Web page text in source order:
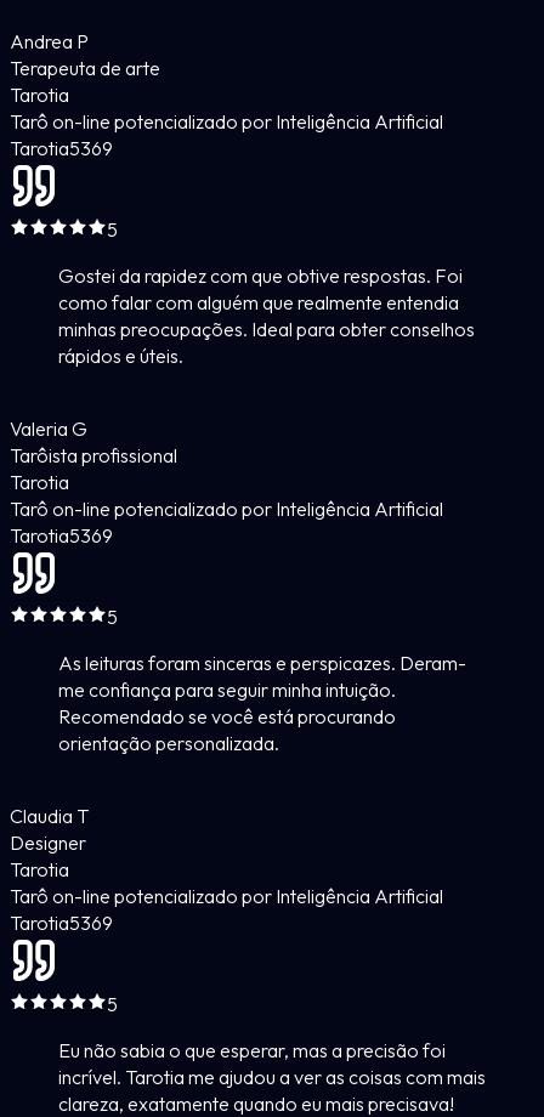
Andrea P
Terapeuta de arte
Tarotia
Tarô on-line potencializado por Inteligência Artificial
Tarotia5369
5
Gostei da rapidez com que obtive respostas. Foi
como falar com alguém que realmente entendia
minhas preocupações. Ideal para obter conselhos
rápidos e úteis.
Valeria G
Tarôista profissional
Tarotia
Tarô on-line potencializado por Inteligência Artificial
Tarotia5369
5
As leituras foram sinceras e perspicazes. Deram-
me confiança para seguir minha intuição.
Recomendado se você está procurando
orientação personalizada.
Claudia T
Designer
Tarotia
Tarô on-line potencializado por Inteligência Artificial
Tarotia5369
5
Eu não sabia o que esperar, mas a precisão foi
incrível. Tarotia me ajudou a ver as coisas com mais
clareza, exatamente quando eu mais precisava!